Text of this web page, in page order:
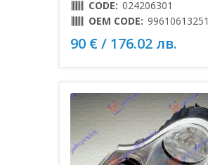
CODE: 024206301
OEM CODE: 99610613251
90 € / 176.02 лв.